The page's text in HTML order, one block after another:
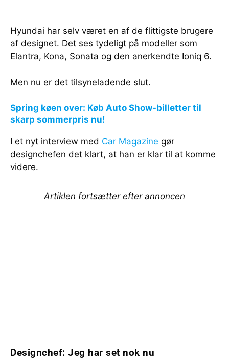
Hyundai har selv været en af de flittigste brugere
af designet. Det ses tydeligt på modeller som
Elantra, Kona, Sonata og den anerkendte Ioniq 6.
Men nu er det tilsyneladende slut.
Spring køen over: Køb Auto Show-billetter til
skarp sommerpris nu!
I et nyt interview med Car Magazine gør
designchefen det klart, at han er klar til at komme
videre.
Artiklen fortsætter efter annoncen
Designchef: Jeg har set nok nu